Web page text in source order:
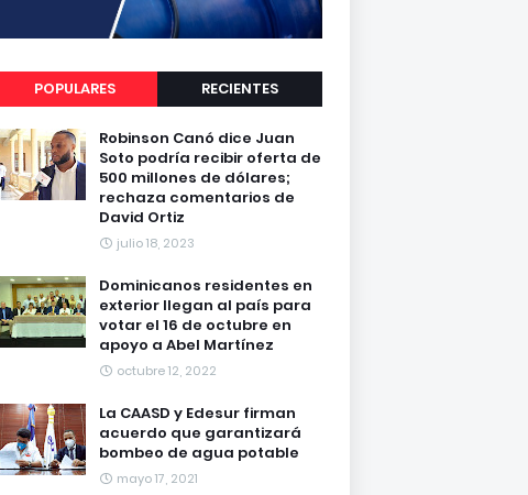
POPULARES RECIENTES
Robinson Canó dice Juan
Soto podría recibir oferta de
500 millones de dólares;
rechaza comentarios de
David Ortiz
julio 18, 2023
Dominicanos residentes en
exterior llegan al país para
votar el 16 de octubre en
apoyo a Abel Martínez
octubre 12, 2022
La CAASD y Edesur firman
acuerdo que garantizará
bombeo de agua potable
mayo 17, 2021